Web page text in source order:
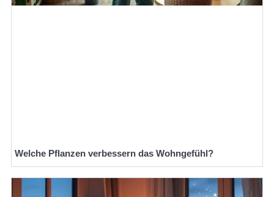
Welche Pflanzen verbessern das Wohngefühl?